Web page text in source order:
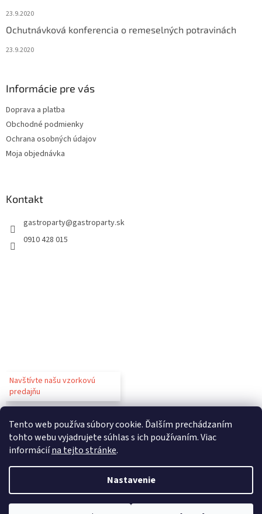
Tento web používa súbory cookie. Ďalším prechádzaním
tohto webu vyjadrujete súhlas s ich používaním. Viac
informáciína tejto stránke.
Nastavenie
23.9.2020
Ochutnávková konferencia o remeselných potravinách
23.9.2020
Informácie pre vás
Doprava a platba
Obchodné podmienky
Ochrana osobných údajov
Moja objednávka
Kontakt
gastroparty@gastroparty.sk
0910 428 015
Navštívte našu vzorkovú
predajňu
Copyright 2026Gastroparty. Všetky práva vyhradené.Upraviť